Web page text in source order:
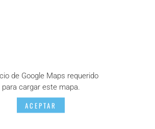
de Google Maps requerido
para cargar este mapa.
ACEPTAR